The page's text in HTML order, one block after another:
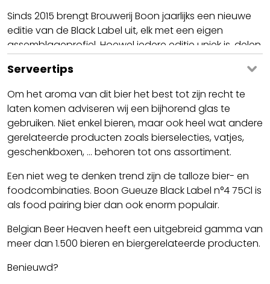
Sinds 2015 brengt Brouwerij Boon jaarlijks een nieuwe
editie van de Black Label uit, elk met een eigen
assemblageprofiel. Hoewel iedere editie uniek is, delen
droge afdronk die deze serie zo bijzonder maken.
De eerste Black Label werd geïntroduceerd ter
gelegenheid van de 40ste verjaardag van de
brouwerij. Voor deze speciale reeks worden uitsluitend
lambieken geselecteerd met de hoogste
vergistingsgraad, waarbij vrijwel alle vergistbare
suikers zijn omgezet. Voordat de Black Label de
brouwerij verlaat, rijpt hij nog minstens een jaar in de
koele kelders, zodat het bier zijn complexe karakter en
droge finish volledig ontwikkelt.
Dankzij deze hoge vergistingsgraad is de Oude Geuze
Boon Black Label extra droog, terwijl de wilde gisten
zorgen voor een gelaagde en volmondige
Serveertips
Om het aroma van dit bier het best tot zijn recht te
laten komen adviseren wij een bijhorend glas te
gebruiken. Niet enkel bieren, maar ook heel wat andere
gerelateerde producten zoals bierselecties, vatjes,
geschenkboxen, ... behoren tot ons assortiment.
Een niet weg te denken trend zijn de talloze bier- en
foodcombinaties. Boon Gueuze Black Label n°4 75Cl is
als food pairing bier dan ook enorm populair.
Belgian Beer Heaven heeft een uitgebreid gamma van
meer dan 1.500 bieren en biergerelateerde producten.
Benieuwd?